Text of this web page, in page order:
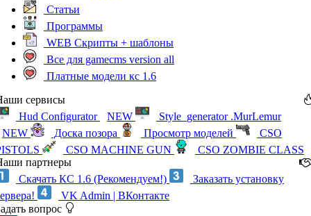
Статьи
Программы
WEB Скрипты + шаблоны
Все для gamecms version all
Платные модели кс 1.6
сервисы
Hud Configurator
NEW
Style_generator .MurLemur
NEW
Доска позора Просмотр моделей
CSO
CSO MACHINE GUN
CSO ZOMBIE CLASS
партнеры
Скачать КС 1.6 (Рекомендуем!)
Заказать установку
VK Admin | ВКонтакте
вопрос